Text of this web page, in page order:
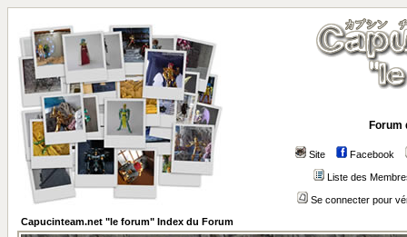
Forum
Site Facebook
Liste des
Se connecter pour
Capucinteam.net "le forum" Index du Forum